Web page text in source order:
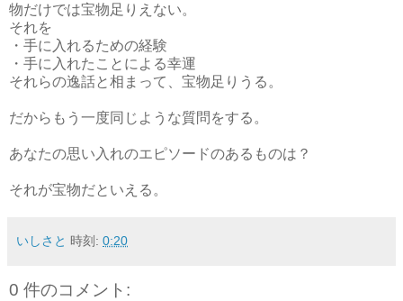
物だけでは宝物足りえない。
それを
・手に入れるための経験
・手に入れたことによる幸運
それらの逸話と相まって、宝物足りうる。
だからもう一度同じような質問をする。
あなたの思い入れのエピソードのあるものは？
それが宝物だといえる。
いしさと 時刻: 0:20
0 件のコメント: